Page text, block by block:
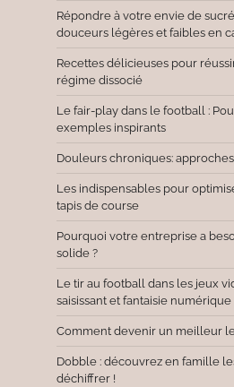
Répondre à votre envie de
douceurs légères et faibles en
Recettes délicieuses pour
régime dissocié
Le fair-play dans le football :
exemples inspirants
Douleurs chroniques:
Les indispensables pour
tapis de course
Pourquoi votre entreprise a
solide ?
Le tir au football dans les jeux
saisissant et fantaisie numérique
Comment devenir un meilleur
Dobble : découvrez en famille
déchiffrer !